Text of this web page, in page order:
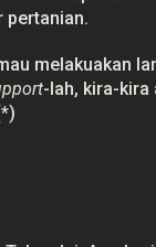
pertanian.
melakuakan
-lah, kira-kira